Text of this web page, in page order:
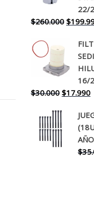
22/
$260.000 El
original
era:
$
16/
$30.000 El
original
era:
$30.000.
$17.990El
$